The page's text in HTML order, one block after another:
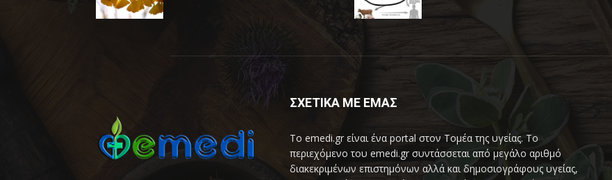
ΣΧΕΤΙΚΑ ΜΕ ΕΜΑΣ
Το emedi.gr είναι ένα portal στον Τομέα της υγείας. Το
περιεχόμενο του emedi.gr συντάσσεται από μεγάλο αριθμό
διακεκριμένων επιστημόνων αλλά και δημοσιογράφους υγείας,